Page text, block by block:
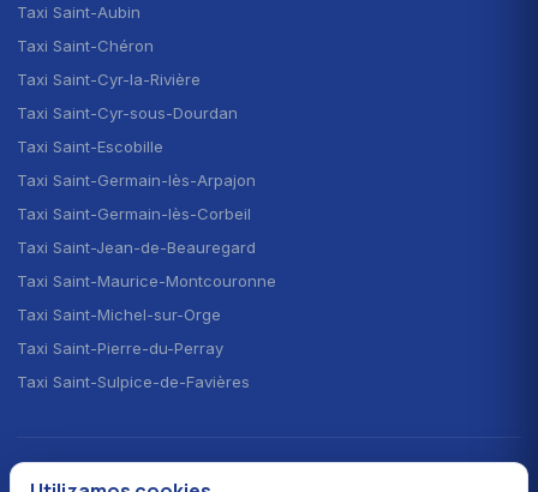
Taxi Saint-Aubin
Taxi Saint-Chéron
Taxi Saint-Cyr-la-Rivière
Taxi Saint-Cyr-sous-Dourdan
Taxi Saint-Escobille
Taxi Saint-Germain-lès-Arpajon
Taxi Saint-Germain-lès-Corbeil
Taxi Saint-Jean-de-Beauregard
Taxi Saint-Maurice-Montcouronne
Taxi Saint-Michel-sur-Orge
Taxi Saint-Pierre-du-Perray
Taxi Saint-Sulpice-de-Favières
ELEGIR EL IDIOMA · CHOOSE YOUR LANGUAGE